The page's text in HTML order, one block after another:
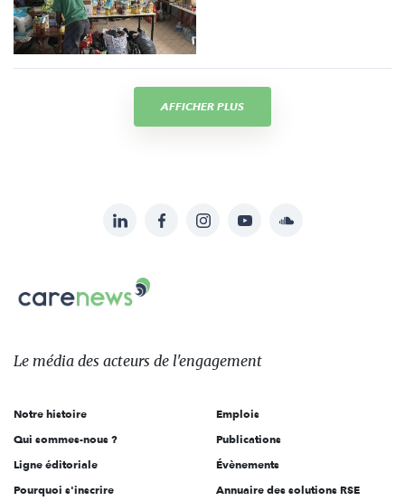
AFFICHER PLUS
sur:
LinkedInFacebookInstagramYouTubeSoundcloud
Carenews,
Le
des
l'engagement
Le média des acteurs de l'engagement
Notre histoire
Qui sommes-nous ?
Ligne éditoriale
Pourquoi s'inscrire
Emplois
Publications
Évènements
Annuaire des solutions RSE